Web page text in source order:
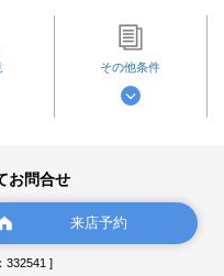
その他条件
お問合せ
来店予約
332541 ]